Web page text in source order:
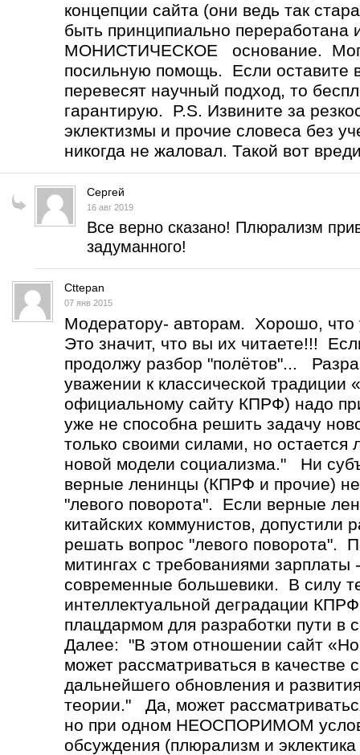
концепции сайта (они ведь так
быть принципиально переработана
МОНИСТИЧЕСКОЕ основание. Могу
посильную помощь. Если оставите
перевесят научный подход, то
гарантирую. P.S. Извините за
эклектизмы и прочие словеса без
никогда не жаловал. Такой вот
Сергей
16 авг 2019
Все верно сказано! Плюрализм
задуманного!
Cttepan
07 янв 2015
Модератору- авторам. Хорошо, что
Это значит, что вы их читаете!!!
продолжу разбор "полётов"...
уважении к классической традиции
официальному сайту КПРФ) надо
уже не способна решить задачу
только своими силами, но
новой модели социализма." Ни
верные ленинцы (КПРФ и прочие)
"левого поворота". Если верные
китайских коммунистов, допустили
решать вопрос "левого поворота".
митингах с требованиями зарплаты
современные большевики. В силу
интеллектуальной деградации
плацдармом для разработки пути в
Далее: "В этом отношении сайт
может рассматриваться в качестве
дальнейшего обновления и
теории." Да, может
но при одном НЕОСПОРИМОМ
обсуждения (плюрализм и